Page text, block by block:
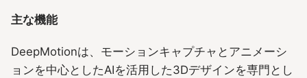
主な機能
DeepMotionは、モーションキャプチャとアニメーシ
ョンを中心としたAIを活用した3Dデザインを専門とし